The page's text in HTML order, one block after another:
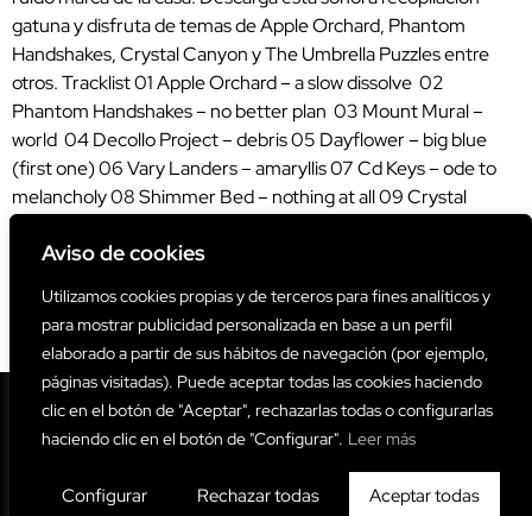
Aviso de cookies
Utilizamos cookies propias y de terceros para fines analíticos y
para mostrar publicidad personalizada en base a un perfil
elaborado a partir de sus hábitos de navegación (por ejemplo,
páginas visitadas). Puede aceptar todas las cookies haciendo
clic en el botón de "Aceptar", rechazarlas todas o configurarlas
haciendo clic en el botón de "Configurar". Leer más
Configurar Rechazar todas Aceptar todas
gatuna y disfruta de temas de Apple Orchard, Phantom
Handshakes, Crystal Canyon y The Umbrella Puzzles entre
otros. Tracklist 01 Apple Orchard – a slow dissolve 02
Phantom Handshakes – no better plan 03 Mount Mural –
world 04 Decollo Project – debris 05 Dayflower – big blue
(first one) 06 Vary Landers – amaryllis 07 Cd Keys – ode to
melancholy 08 Shimmer Bed – nothing at all 09 Crystal
11 The Umbrella Puzzles – beautiful noise 12 Kattenssvar –
burn it all (demo) 13 OutControlJoys – far away (demo) 14
Daisybracelet – rainy day, doing nothing, sleeping in 15
Shalloboi – memory man link (mirror01) link (mirror02)